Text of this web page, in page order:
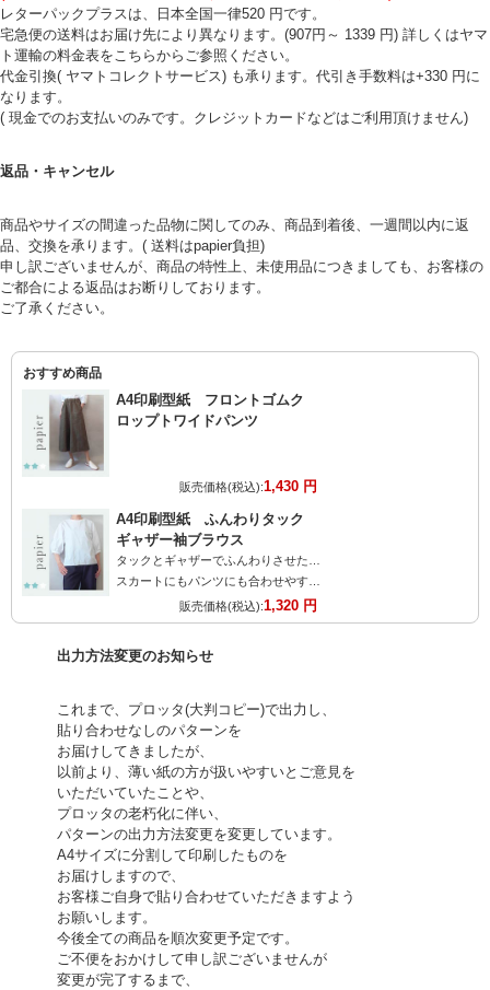
レターパックプラスは、日本全国一律520 円です。
宅急便の送料はお届け先により異なります。(907円～ 1339 円) 詳しくはヤマ
ト運輸の料金表をこちらからご参照ください。
代金引換( ヤマトコレクトサービス) も承ります。代引き手数料は+330 円に
なります。
( 現金でのお支払いのみです。クレジットカードなどはご利用頂けません)
返品・キャンセル
商品やサイズの間違った品物に関してのみ、商品到着後、一週間以内に返
品、交換を承ります。( 送料はpapier負担)
申し訳ございませんが、商品の特性上、未使用品につきましても、お客様の
ご都合による返品はお断りしております。
ご了承ください。
おすすめ商品
A4印刷型紙 フロントゴムク
ロップトワイドパンツ
販売価格(税込):1,430 円
A4印刷型紙 ふんわりタック
ギャザー袖ブラウス
スカートにもパンツにも合わせやすいブラウスです。
販売価格(税込):1,320 円
出力方法変更のお知らせ
これまで、プロッタ(大判コピー)で出力し、
貼り合わせなしのパターンを
お届けしてきましたが、
以前より、薄い紙の方が扱いやすいとご意見を
いただいていたことや、
プロッタの老朽化に伴い、
パターンの出力方法変更を変更しています。
A4サイズに分割して印刷したものを
お届けしますので、
お客様ご自身で貼り合わせていただきますよう
お願いします。
今後全ての商品を順次変更予定です。
ご不便をおかけして申し訳ございませんが
変更が完了するまで、